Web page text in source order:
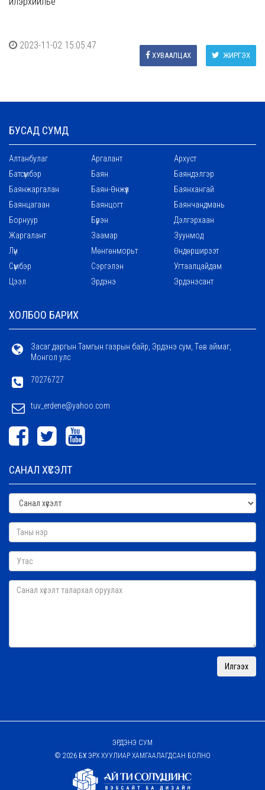
2023-11-02 15:05:47
ЖИРГЭХ
ХУВААЛЦАХ
БУСАД СУМД
Алтанбулаг Аргалант
Архуст
Батсүмбэр
Баян
Баяндэлгэр
Баянжаргалан
Баян-Өнжүүл
Баянхангай
Баянцагаан
Баянцогт
Баянчандмань
Борнуур
Бүрэн
Дэлгэрхаан
Жаргалант
Заамар
Зуунмод
Лүн
Мөнгөнморьт
Өндөрширээт
Сүмбэр
Сэргэлэн
Угтаалцайдам
Цээл
Эрдэнэ Эрдэнэсант
ХОЛБОО БАРИХ
Засаг даргын Тамгын газрын байр, Эрдэнэ сум, Төв аймаг,
Монгол улс
70276727
tuv_erdene@yahoo.com
САНАЛ ХҮСЭЛТ
ЭРДЭНЭ СУМ
© 2026 БҮХ ЭРХ ХУУЛИАР ХАМГААЛАГДСАН БОЛНО